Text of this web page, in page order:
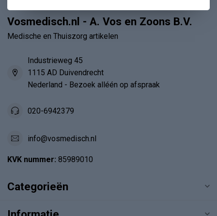
Vosmedisch.nl - A. Vos en Zoons B.V.
Medische en Thuiszorg artikelen
Industrieweg 45
1115 AD Duivendrecht
Nederland - Bezoek alléén op afspraak
020-6942379
info@vosmedisch.nl
KVK nummer: 85989010
Categorieën